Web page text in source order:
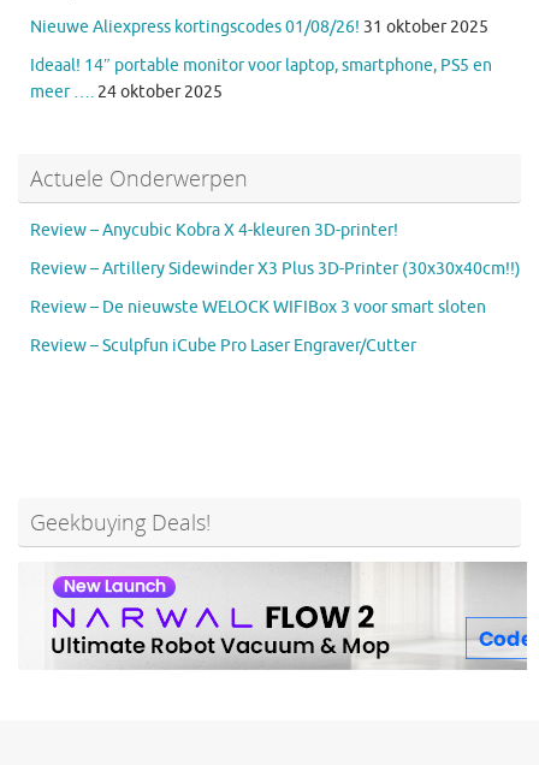
Nieuwe Aliexpress kortingscodes 01/08/26! 31 oktober 2025
Ideaal! 14″ portable monitor voor laptop, smartphone, PS5 en
meer …. 24 oktober 2025
Actuele Onderwerpen
Review – Anycubic Kobra X 4-kleuren 3D-printer!
Review – Artillery Sidewinder X3 Plus 3D-Printer (30x30x40cm!!)
Review – De nieuwste WELOCK WIFIBox 3 voor smart sloten
Review – Sculpfun iCube Pro Laser Engraver/Cutter
Geekbuying Deals!